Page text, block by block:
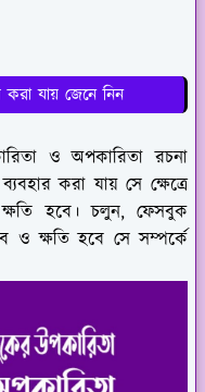
যায় জেনে নিন
ও অপকারিতা রচনা
করা যায় সে ক্ষেত্রে
হবে। চলুন, ফেসবুক
ও ক্ষতি হবে সে সম্পর্কে